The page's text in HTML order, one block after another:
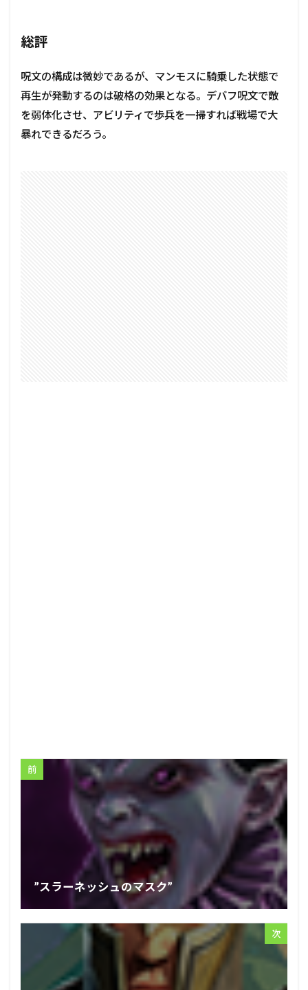
総評
呪文の構成は微妙であるが、マンモスに騎乗した状態で
再生が発動するのは破格の効果となる。デバフ呪文で敵
を弱体化させ、アビリティで歩兵を一掃すれば戦場で大
暴れできるだろう。
前
”スラーネッシュのマスク”
次